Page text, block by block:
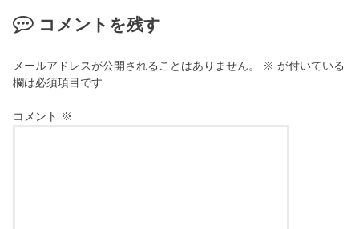
コメントを残す
メールアドレスが公開されることはありません。 ※ が付いている
欄は必須項目です
コメント ※